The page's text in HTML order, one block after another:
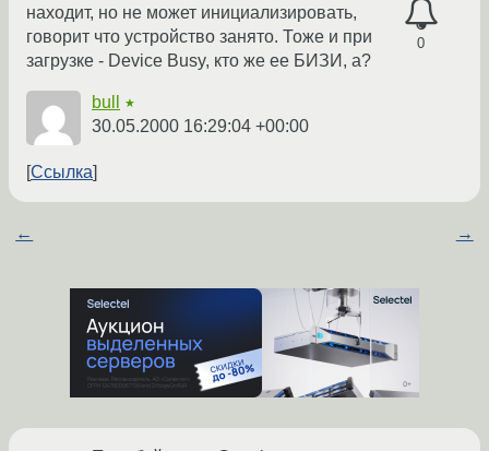
0
находит, но не может инициализировать,
говорит что устройство занято. Тоже и при
загрузке - Device Busy, кто же ее БИЗИ, а?
bull ★
30.05.2000 16:29:04 +00:00
Ссылка
← →